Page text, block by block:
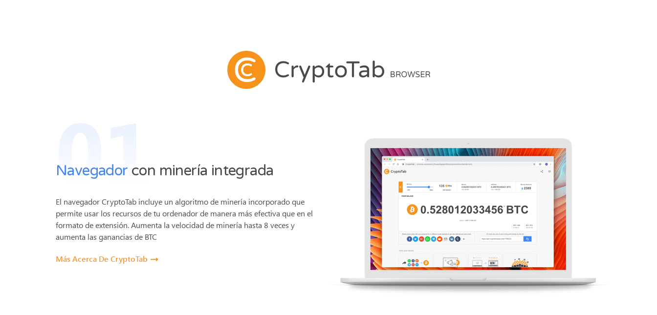
Navegador con minería integrada
El navegador CryptoTab incluye un algoritmo de minería incorporado que
permite usar los recursos de tu ordenador de manera más efectiva que en el
formato de extensión. Aumenta la velocidad de minería hasta 8 veces y
aumenta las ganancias de BTC
Más Acerca De CryptoTab
01